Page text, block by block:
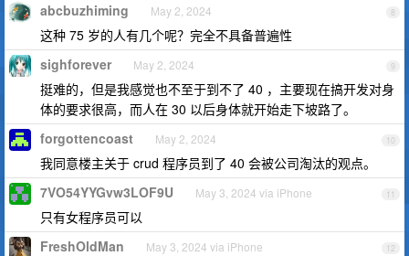
8
abcbuzhiming May 2, 2024
这种 75 岁的人有几个呢？完全不具备普遍性
9
sighforever May 2, 2024
挺难的，但是我感觉也不至于到不了 40 ，主要现在搞开发对身
体的要求很高，而人在 30 以后身体就开始走下坡路了。
10
forgottencoast May 2, 2024
我同意楼主关于 crud 程序员到了 40 会被公司淘汰的观点。
11
7VO54YYGvw3LOF9U May 3, 2024 via iPhone
只有女程序员可以
12
FreshOldMan May 3, 2024 via iPhone